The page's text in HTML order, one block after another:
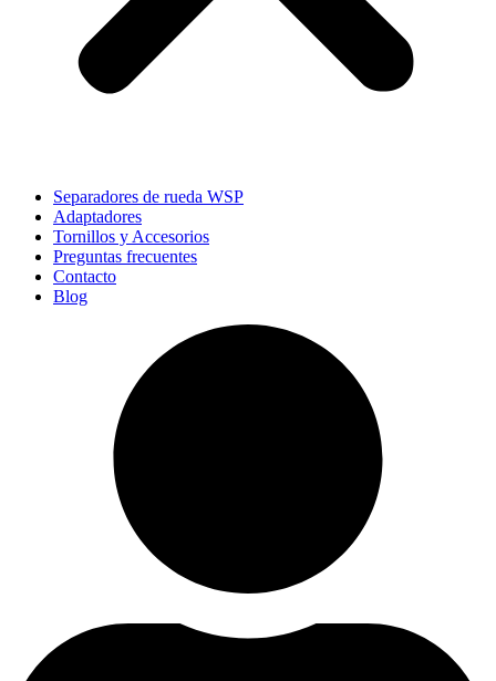
Separadores de rueda WSP
Adaptadores
Tornillos y Accesorios
Preguntas frecuentes
Contacto
Blog